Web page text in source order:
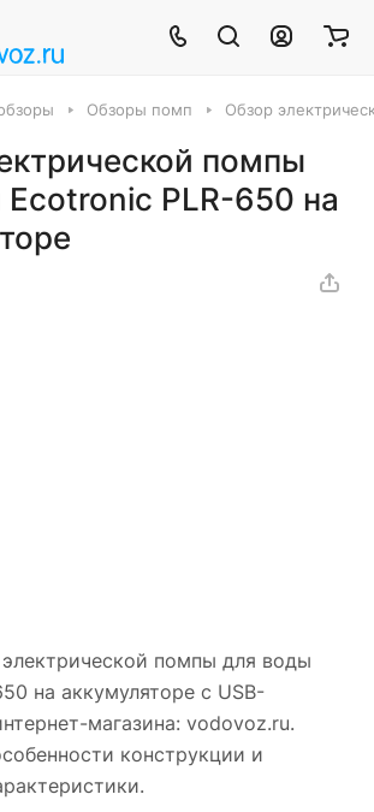
Обзоры помп Обзор
помпы
PLR-650 на
помпы для воды
на аккумуляторе с USB-
магазина: vodovoz.ru.
конструкции и